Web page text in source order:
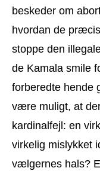
beskeder om
hvordan de
stoppe den
de Kamala smile
forberedte hende
være muligt, at
kardinalfejl: en
virkelig mislykket
vælgernes hals?